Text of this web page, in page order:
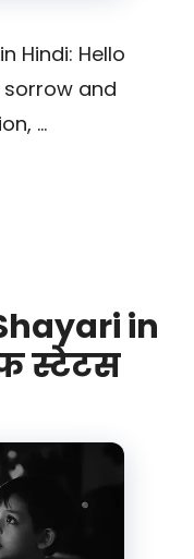
Hindi: Hello
and
…
in
स्टेटस